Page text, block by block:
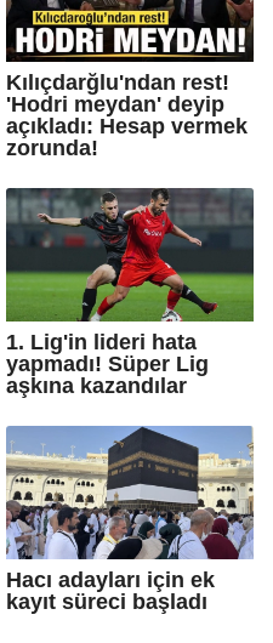
Kılıçdarğlu'ndan rest!
'Hodri meydan' deyip
açıkladı: Hesap vermek
zorunda!
1. Lig'in lideri hata
yapmadı! Süper Lig
aşkına kazandılar
Hacı adayları için ek
kayıt süreci başladı